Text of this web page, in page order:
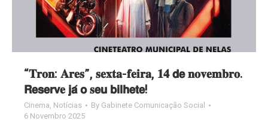
“𝐓𝐫𝐨𝐧: 𝐀𝐫𝐞𝐬”, 𝐬𝐞𝐱𝐭𝐚-𝐟𝐞𝐢𝐫𝐚, 𝟏𝟒 𝗱𝗲 𝐧𝐨𝐯𝐞𝐦𝐛𝐫𝐨.
𝗥𝗲𝘀𝗲𝗿𝘃𝐞 𝗷𝗮́ 𝗼 𝐬𝗲𝘂 𝗯𝗶𝗹𝗵𝗲𝘁𝗲!
Cinema, Notícias By Gabinete Comunicação Social
6 Novembro 2025